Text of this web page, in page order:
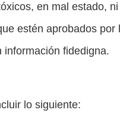
en mal estado,
estén aprobados por
información fidedigna.
lo siguiente: